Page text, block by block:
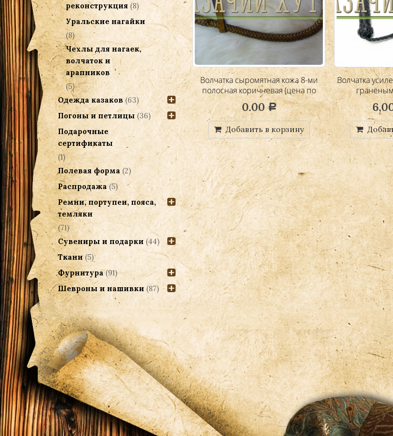
Волчатка 8-полосная черная
4,000.00Р
Добавить в корзину
Волчатка сыромятная кожа 8-ми
полосная коричневая (цена по
запросу)
0.00Р
Добавить в корзину
Волчатка
реконструкция (8)
Уральские нагайки
(8)
Чехлы для нагаек,
волчаток и
арапников
(5)
Одежда казаков (63)
Погоны и петлицы (36)
Подарочные
сертификаты
(1)
Полевая форма (2)
Распродажа (5)
Ремни, портупеи, пояса,
темляки
(71)
Сувениры и подарки (44)
Ткани (5)
Фурнитура (91)
Шевроны и нашивки (87)